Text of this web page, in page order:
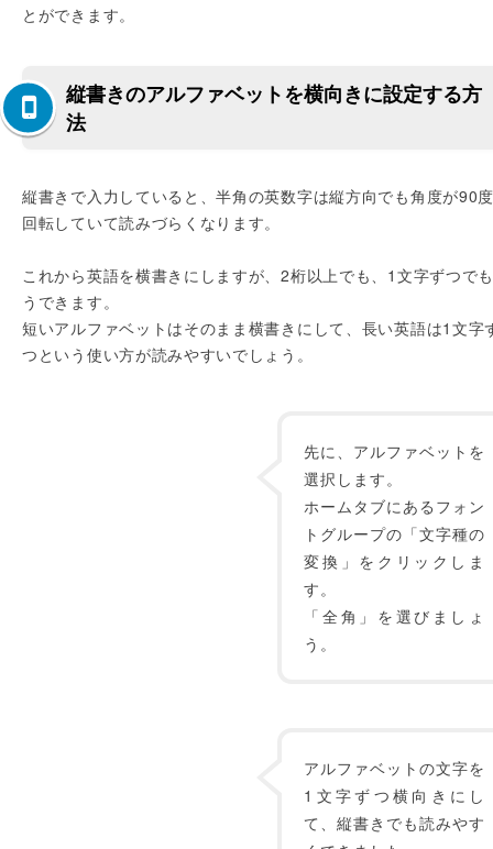
とができます。
縦書きのアルファベットを横向きに設定する方
法
縦書きで入力していると、半角の英数字は縦方向でも角度が90
回転していて読みづらくなります。
これから英語を横書きにしますが、2桁以上でも、1文字ずつで
うできます。
短いアルファベットはそのまま横書きにして、長い英語は1文字
つという使い方が読みやすいでしょう。
先に、アルファベットを
選択します。
ホームタブにあるフォン
トグループの「文字種の
変換」をクリックしま
す。
「全角」を選びましょ
う。
アルファベットの文字を
1文字ずつ横向きにし
て、縦書きでも読みやす